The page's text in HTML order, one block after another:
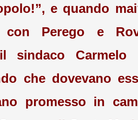
e quando
con Perego e
sindaco Carmelo
che dovevano
promesso in